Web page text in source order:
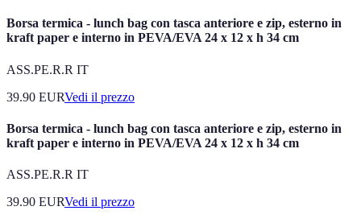
Borsa termica - lunch bag con tasca anteriore e zip, esterno in
kraft paper e interno in PEVA/EVA 24 x 12 x h 34 cm
ASS.PE.R.R IT
39.90 EURVedi il prezzo
Borsa termica - lunch bag con tasca anteriore e zip, esterno in
kraft paper e interno in PEVA/EVA 24 x 12 x h 34 cm
ASS.PE.R.R IT
39.90 EURVedi il prezzo